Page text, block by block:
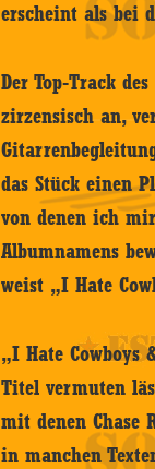
erscheint als bei
Der Top-Track
zirzensisch an,
das Stück einen
von denen ich
Albumnamens
weist „I Hate
„I Hate Cowboys
Titel vermuten
mit denen Chase
in manchen